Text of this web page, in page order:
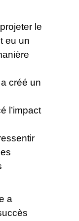
le
eu un
créé un
l’impact
a